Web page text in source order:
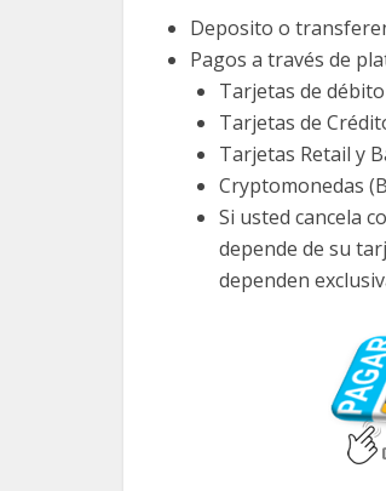
Deposito o
Pagos a través de
Tarjetas de
Tarjetas de
Tarjetas Retail y
Cryptomonedas
Si usted cancela
depende de su
dependen